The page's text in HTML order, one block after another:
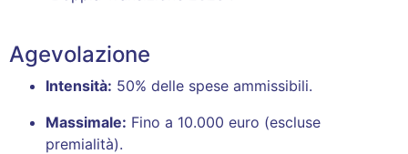
Agevolazione
Intensità: 50% delle spese ammissibili.
Massimale: Fino a 10.000 euro (escluse
premialità).